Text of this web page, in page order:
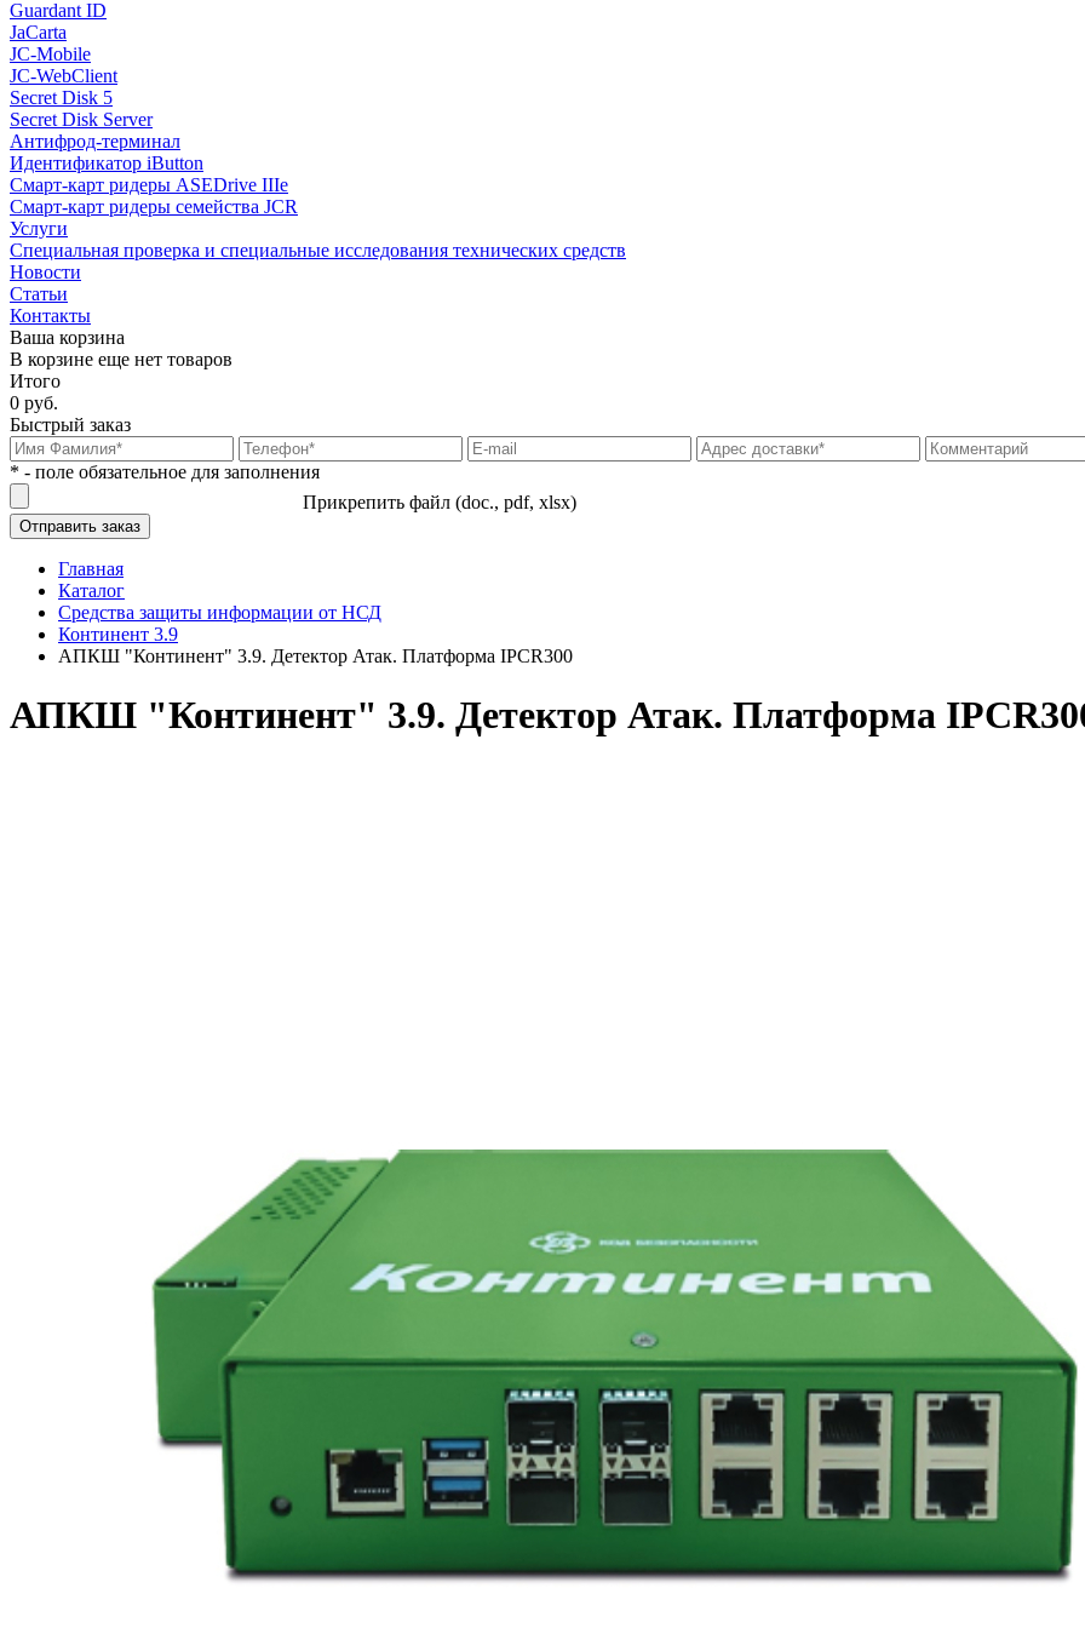
Guardant ID
JaCarta
JC-Mobile
JC-WebClient
Secret Disk 5
Secret Disk Server
Антифрод-терминал
Идентификатор iButton
Смарт-карт ридеры ASEDrive IIIe
Смарт-карт ридеры семейства JCR
Услуги
Специальная проверка и специальные исследования технических средств
Новости
Статьи
Контакты
Ваша корзина
В корзине еще нет товаров
Итого
0 руб.
Быстрый заказ
* - поле обязательное для заполнения
Прикрепить файл (doc., pdf, xlsx)
Главная
Каталог
Средства защиты информации от НСД
Континент 3.9
АПКШ "Континент" 3.9. Детектор Атак. Платформа IPCR300
АПКШ "Континент" 3.9. Детектор Атак. Платформа